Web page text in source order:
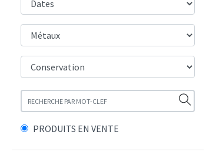
PRODUITS EN VENTE